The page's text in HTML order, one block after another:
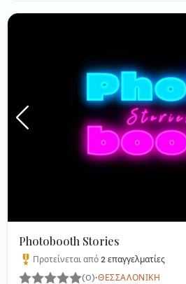
Photobooth Stories
Προτείνεται από2επαγγελματίες
(0)·ΘΕΣΣΑΛΟΝΊΚΗ